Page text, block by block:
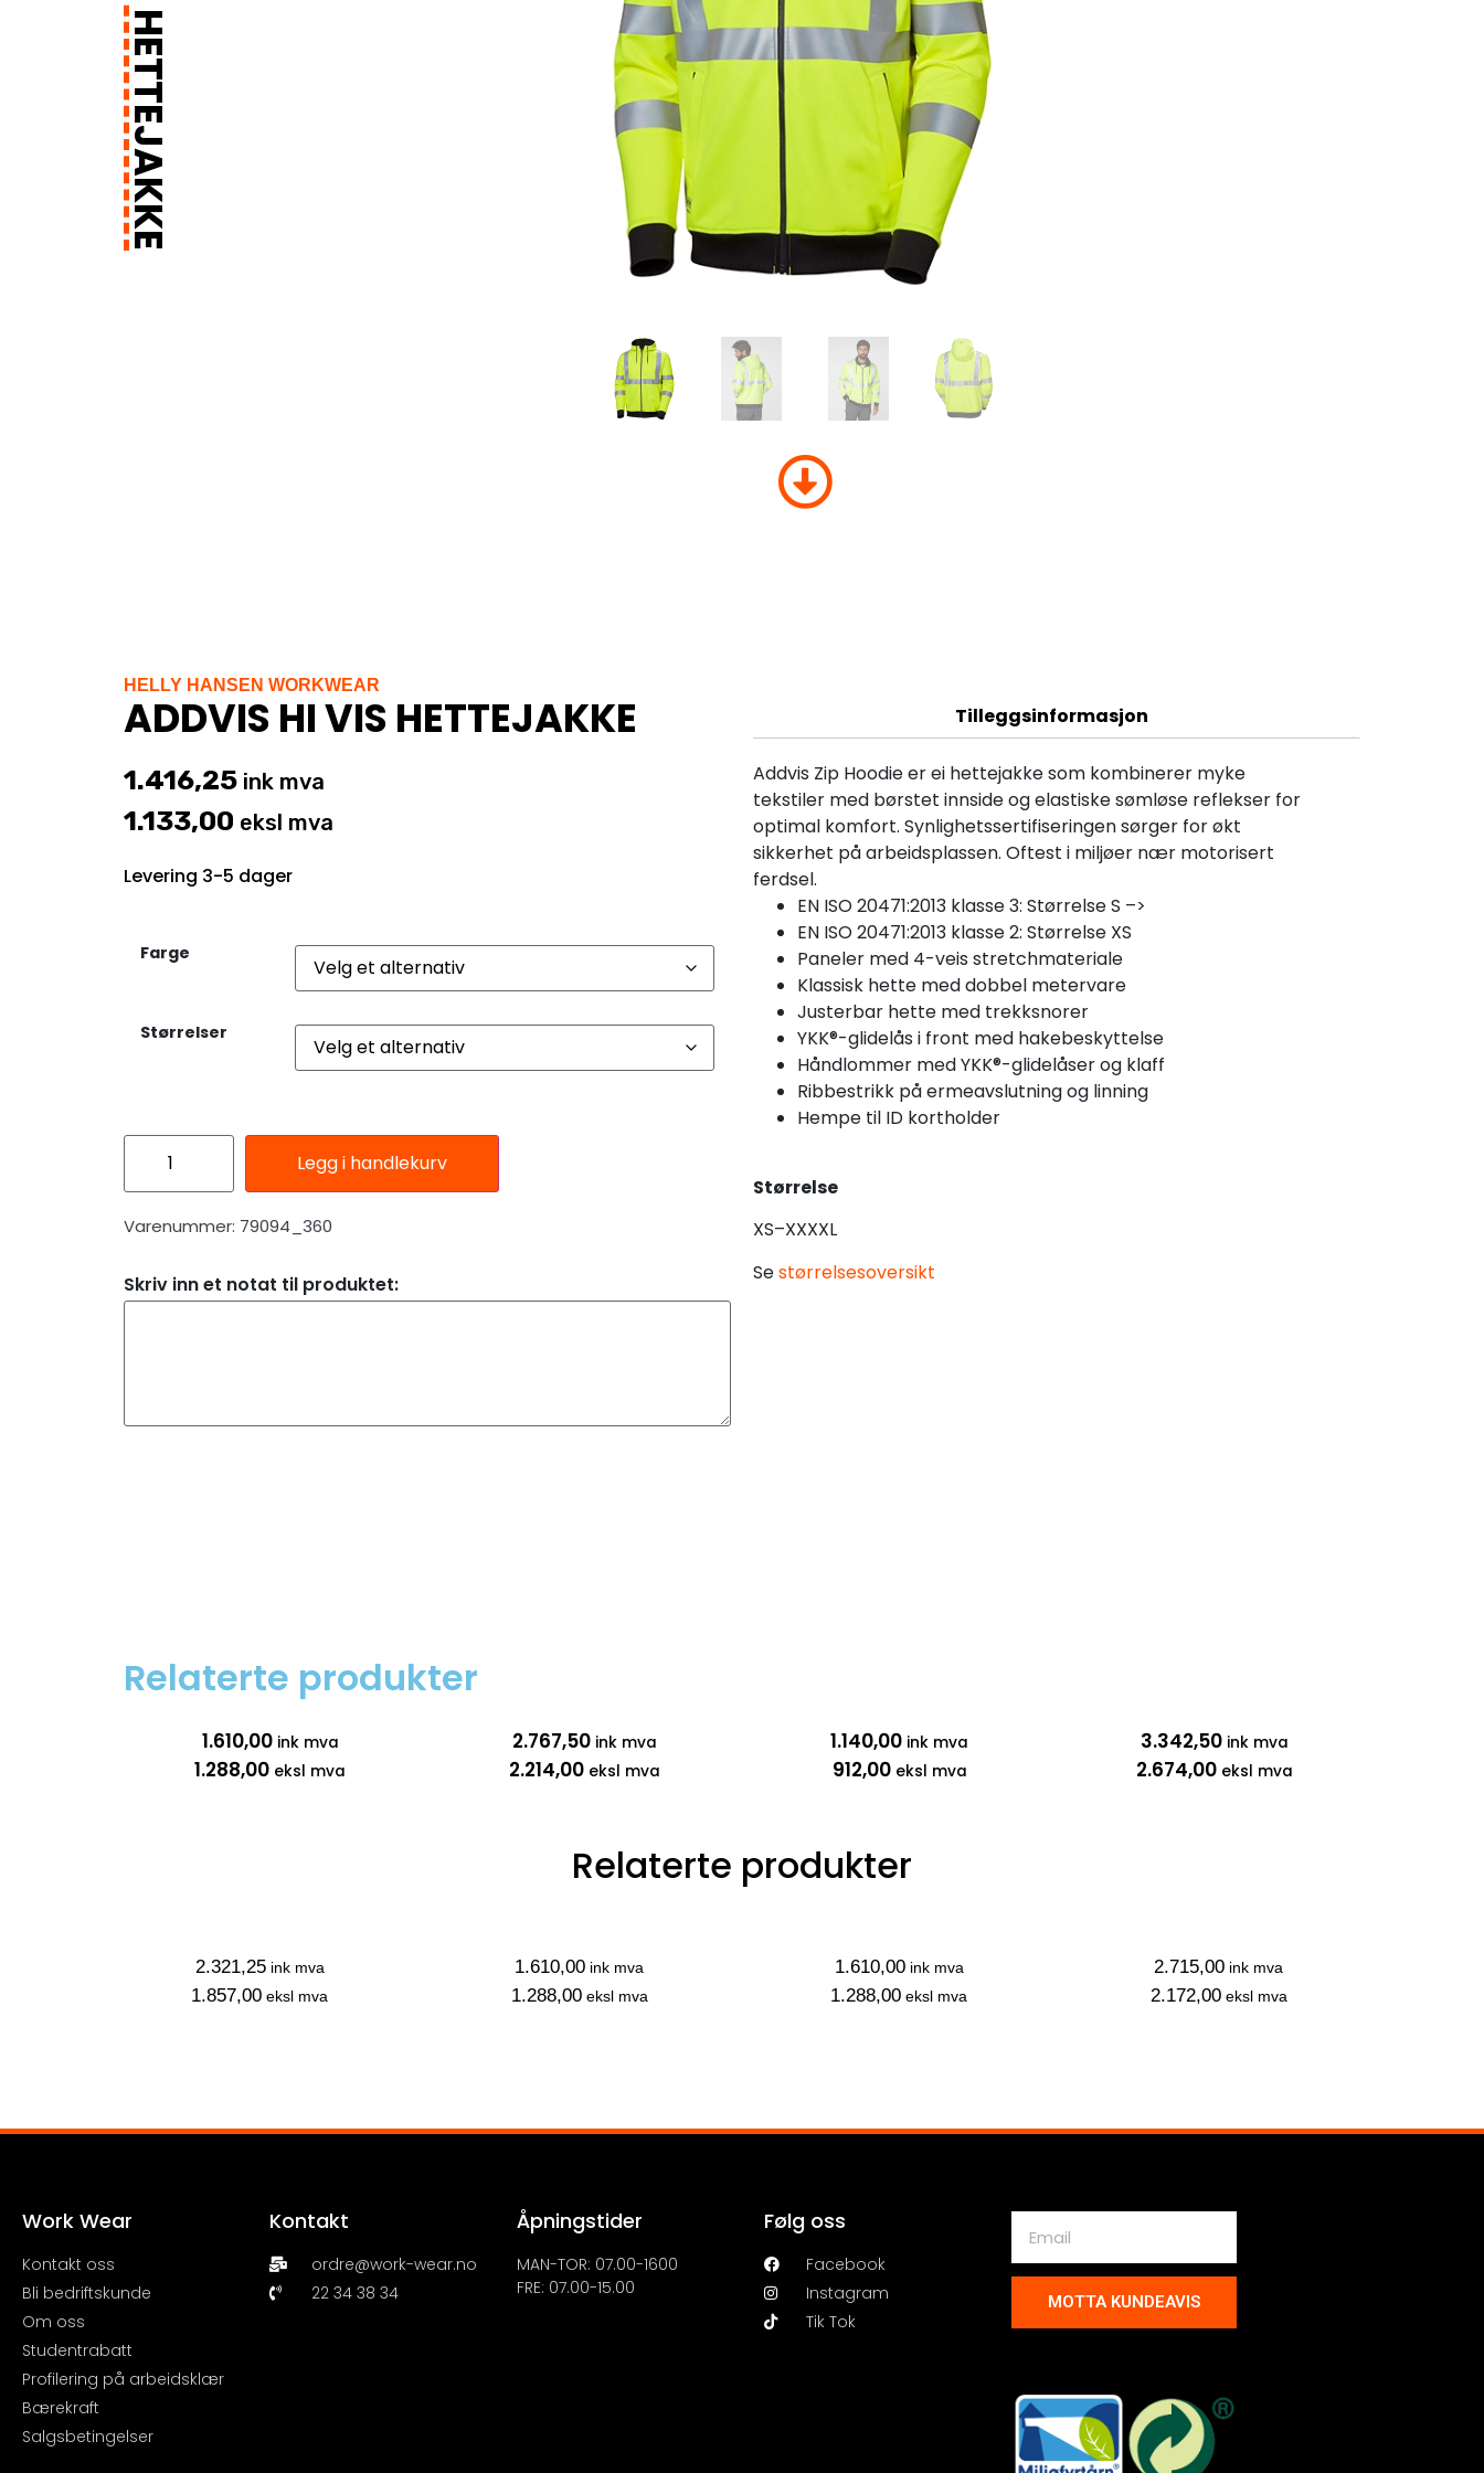
HELLY HANSEN WORKWEAR
ADDVIS HI VIS HETTEJAKKE
1.416,25 ink mva
1.133,00 eksl mva
Levering 3-5 dager
Farge
Størrelser
Legg i handlekurv
Varenummer: 79094_360
Skriv inn et notat til produktet:
Tilleggsinformasjon
Addvis Zip Hoodie er ei hettejakke som kombinerer myke
tekstiler med børstet innside og elastiske sømløse reflekser for
optimal komfort. Synlighetssertifiseringen sørger for økt
sikkerhet på arbeidsplassen. Oftest i miljøer nær motorisert
ferdsel.
EN ISO 20471:2013 klasse 3: Størrelse S –>
EN ISO 20471:2013 klasse 2: Størrelse XS
Paneler med 4-veis stretchmateriale
Klassisk hette med dobbel metervare
Justerbar hette med trekksnorer
YKK®-glidelås i front med hakebeskyttelse
Håndlommer med YKK®-glidelåser og klaff
Ribbestrikk på ermeavslutning og linning
Hempe til ID kortholder
Størrelse
XS–XXXXL
Sestørrelsesoversikt
Relaterte produkter
1.610,00ink mva
1.288,00 eksl mva
2.767,50 ink mva
2.214,00 eksl mva
1.140,00 ink mva
912,00eksl mva
3.342,50ink mva
2.674,00eksl mva
Relaterte produkter
2.321,25ink mva
1.857,00 eksl mva
1.610,00 ink mva
1.288,00eksl mva
1.610,00ink mva
1.288,00 eksl mva
2.715,00 ink mva
2.172,00eksl mva
Work Wear
Kontakt oss
Bli bedriftskunde
Om oss
Studentrabatt
Profilering på arbeidsklær
Bærekraft
Salgsbetingelser
Kontakt
ordre@work-wear.no
22 34 38 34
Åpningstider
MAN-TOR: 07.00-1600
FRE: 07.00-15.00
Følg oss
Facebook
Instagram
Tik Tok
MOTTA KUNDEAVIS